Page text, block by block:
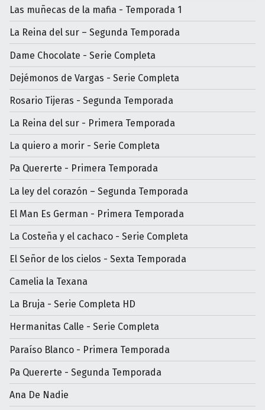
Las muñecas de la mafia - Temporada 1
La Reina del sur – Segunda Temporada
Dame Chocolate - Serie Completa
Dejémonos de Vargas - Serie Completa
Rosario Tijeras - Segunda Temporada
La Reina del sur - Primera Temporada
La quiero a morir - Serie Completa
Pa Quererte - Primera Temporada
La ley del corazón – Segunda Temporada
El Man Es German - Primera Temporada
La Costeña y el cachaco - Serie Completa
El Señor de los cielos - Sexta Temporada
Camelia la Texana
La Bruja - Serie Completa HD
Hermanitas Calle - Serie Completa
Paraíso Blanco - Primera Temporada
Pa Quererte - Segunda Temporada
Ana De Nadie